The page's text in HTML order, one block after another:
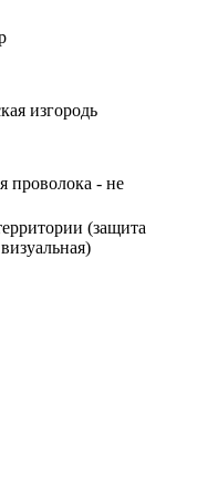
изгородь
проволока - не
(защита